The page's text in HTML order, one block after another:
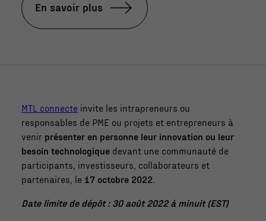
En savoir plus
MTL connecteinvite les intrapreneurs ou
responsables de PME ou projets et entrepreneurs à
venir présenter en personne leur innovation ou leur
besoin technologiquedevant une communauté de
participants, investisseurs, collaborateurs et
partenaires, le 17 octobre 2022
Date limite de dépôt : 30 août 2022 à minuit (EST)